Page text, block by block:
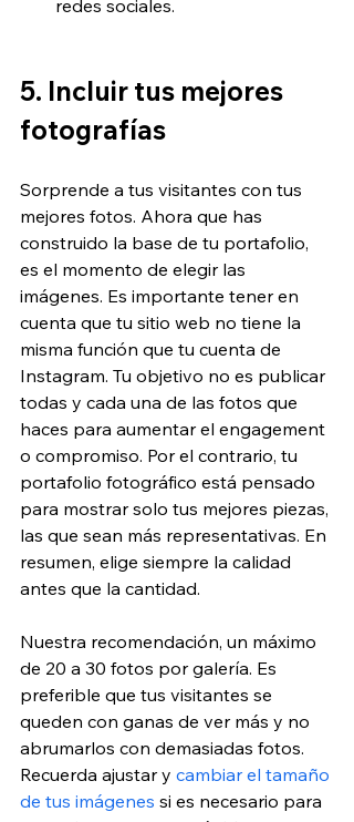
redes sociales.
5. Incluir tus mejores
fotografías
Sorprende a tus visitantes con tus
mejores fotos. Ahora que has
construido la base de tu portafolio,
es el momento de elegir las
imágenes. Es importante tener en
cuenta que tu sitio web no tiene la
misma función que tu cuenta de
Instagram. Tu objetivo no es publicar
todas y cada una de las fotos que
haces para aumentar el engagement
o compromiso. Por el contrario, tu
portafolio fotográfico está pensado
para mostrar solo tus mejores piezas,
las que sean más representativas. En
resumen, elige siempre la calidad
antes que la cantidad.
Nuestra recomendación, un máximo
de 20 a 30 fotos por galería. Es
preferible que tus visitantes se
queden con ganas de ver más y no
abrumarlos con demasiadas fotos.
Recuerda ajustar y cambiar el tamaño
de tus imágenes si es necesario para